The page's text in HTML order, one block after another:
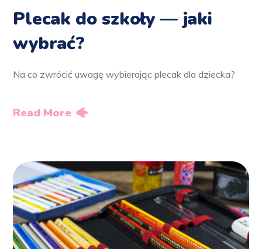
Plecak do szkoły — jaki
wybrać?
Na co zwrócić uwagę wybierając plecak dla dziecka?
Read More